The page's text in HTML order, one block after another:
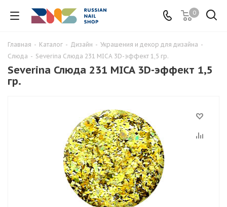
0
Главная - Каталог - Дизайн - Украшения и декор для дизайна -
Слюда - Severina Слюда 231 MICA 3D-эффект 1,5 гр.
Severina Слюда 231 MICA 3D-эффект 1,5
гр.